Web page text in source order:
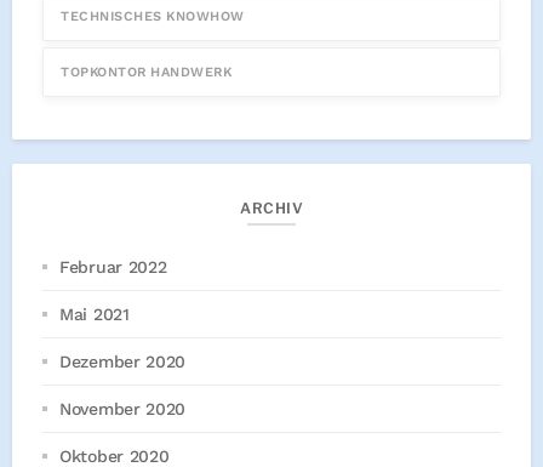
TECHNISCHES KNOWHOW
TOPKONTOR HANDWERK
ARCHIV
Februar 2022
Mai 2021
Dezember 2020
November 2020
Oktober 2020